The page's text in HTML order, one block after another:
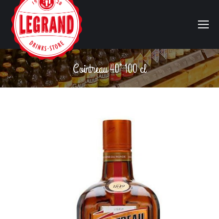
Cointreau 40° 100 cl
Vous êtes ici :